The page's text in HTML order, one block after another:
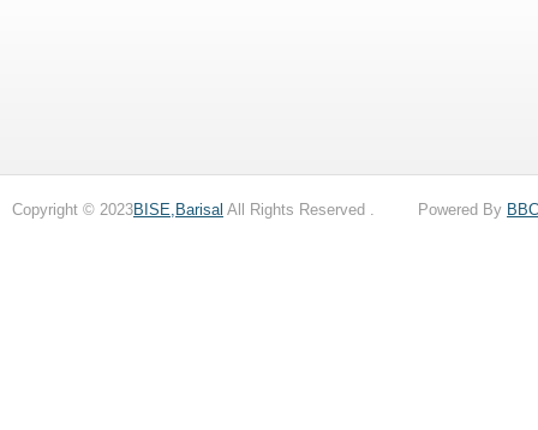
Copyright © 2023BISE,Barisal All Rights Reserved . Powered By